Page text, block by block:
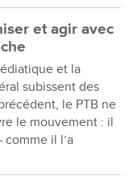
et agir avec
et la
subissent des
le PTB ne
le mouvement : il
il l’a